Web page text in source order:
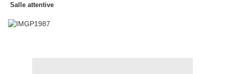
Salle attentive